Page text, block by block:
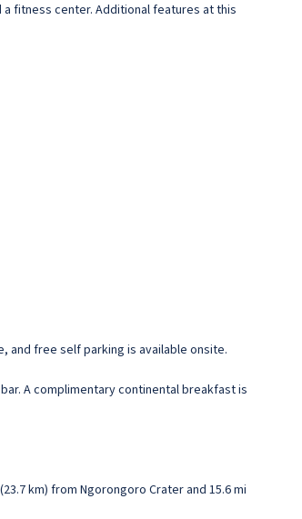
fitness center. Additional features at this
and free self parking is available onsite.
A complimentary continental breakfast is
km) from Ngorongoro Crater and 15.6 mi